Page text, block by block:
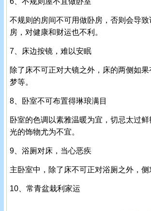
不规则的房间不可用做卧房，否则会导
房，对健康和财运也不利。
7、床边按镜，难以安眠
除了床不可正对大镜之外，床的两侧如
梦等。
8、卧室不可布置得琳琅满目
卧室的色调以素雅温暖为宜，切忌太过
光的饰物尤为不宜。
9、浴厕对床，当心恶疾
主卧室中，除了床不可正对浴厕之外，
10、常青盆栽利家运